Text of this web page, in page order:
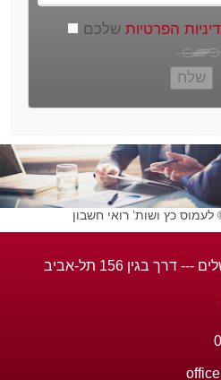
הפרטיות
כץ ושות’ רואי חשבון